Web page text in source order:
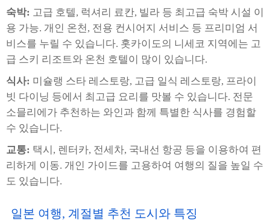
숙박: 고급 호텔, 럭셔리 료칸, 빌라 등 최고급 숙박 시설 이
용 가능. 개인 온천, 전용 컨시어지 서비스 등 프리미엄 서
비스를 누릴 수 있습니다. 홋카이도의 니세코 지역에는 고
급 스키 리조트와 온천 호텔이 많이 있습니다.
식사: 미슐랭 스타 레스토랑, 고급 일식 레스토랑, 프라이
빗 다이닝 등에서 최고급 요리를 맛볼 수 있습니다. 전문
소믈리에가 추천하는 와인과 함께 특별한 식사를 경험할
수 있습니다.
교통: 택시, 렌터카, 전세차, 국내선 항공 등을 이용하여 편
리하게 이동. 개인 가이드를 고용하여 여행의 질을 높일 수
도 있습니다.
일본 여행, 계절별 추천 도시와 특징